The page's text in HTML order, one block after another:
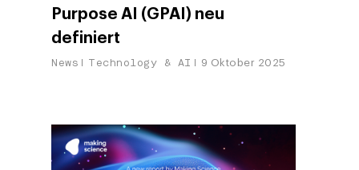
Purpose AI (GPAI) neu
definiert
News Technology & AI 9 Oktober 2025